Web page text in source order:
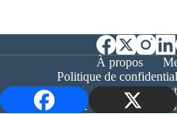
À propos
Politique de
Copyright © 2026 -